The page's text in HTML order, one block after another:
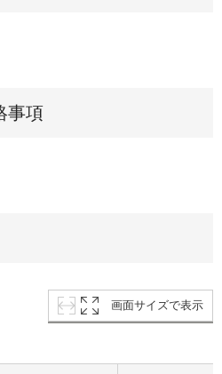
事項
画面サイズで表示